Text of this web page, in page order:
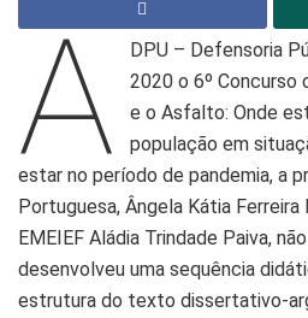
A
DPU – Defensoria
2020 o 6º Concurso
e o Asfalto: Onde
população em
estar no período de pandemia, a
Portuguesa, Ângela Kátia Ferreira
EMEIEF Aládia Trindade Paiva,
desenvolveu uma sequência
estrutura do texto dissertativo-